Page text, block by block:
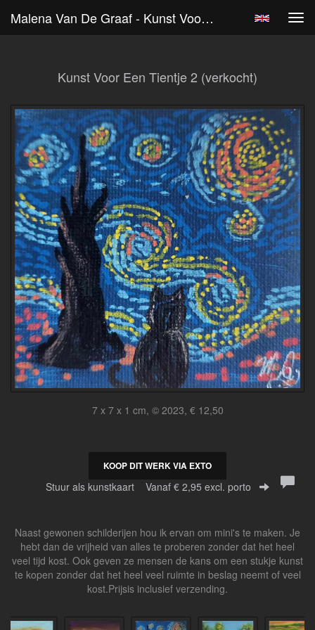
Malena Van De Graaf - Kunst Voor Een Tientje 2 (verkocht)
Kunst Voor Een Tientje 2 (verkocht)
7 x 7 x 1 cm, © 2023, € 12,50
KOOP DIT WERK VIA EXTO
Stuur als kunstkaart Vanaf € 2,95 excl. porto
Naast gewonen schilderijen hou ik ervan om mini's te maken. Je
hebt dan de vrijheid van alles te proberen zonder dat het heel
veel tijd kost. Ook geven ze mensen de kans om een stukje kunst
te kopen zonder dat het heel veel ruimte in beslag neemt of veel
kost.Prijsis inclusief verzending.